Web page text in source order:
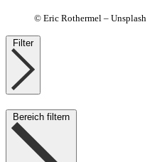
© Eric Rothermel – Unsplash
Filter